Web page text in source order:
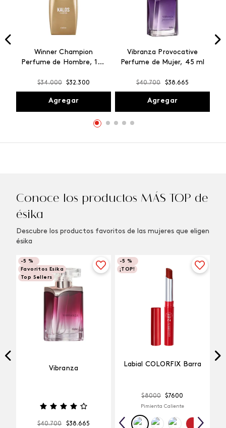
Winner Champion
Perfume de Hombre, 100
$34.000 $32.300
Agregar
Vibranza Provocative
Perfume de Mujer, 45 ml
$40.700 $38.665
Agregar
Conoce los productos MÁS TOP de
ésika
Descubre los productos favoritos de las mujeres que eligen
ésika
-5 %
Favoritos Esika
Top Sellers
Vibranza
$40.700 $38.665
-5 %
¡TOP!
Labial COLORFIX Barra
$8000 $7600
Pimienta Caliente